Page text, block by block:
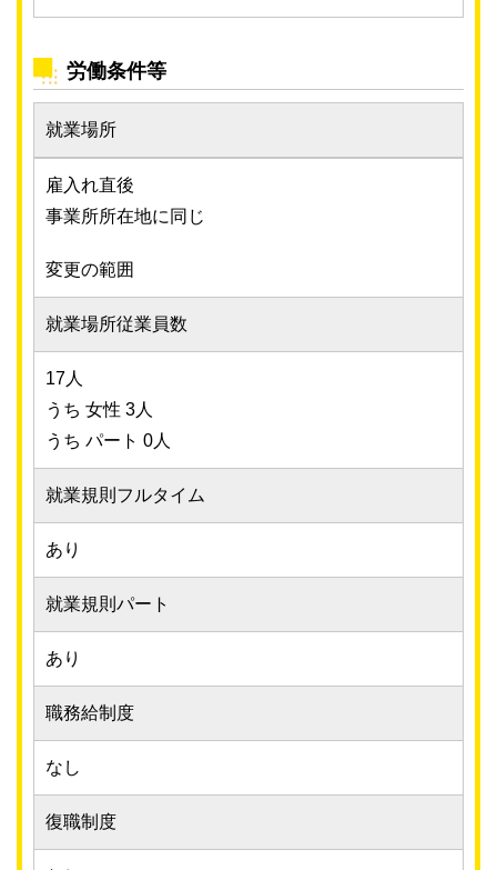
労働条件等
就業場所
雇入れ直後
事業所所在地に同じ
変更の範囲
就業場所従業員数
17人
うち 女性 3人
うち パート 0人
就業規則フルタイム
あり
就業規則パート
あり
職務給制度
なし
復職制度